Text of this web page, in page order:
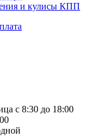
и кулисы КПП
с 8:30 до 18:00